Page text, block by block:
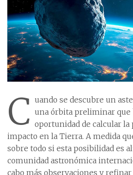
C uando se descubre un
una órbita preliminar que
oportunidad de calcular la
impacto en la Tierra. A medida
sobre todo si esta posibilidad es
comunidad astronómica
cabo más observaciones y refinar